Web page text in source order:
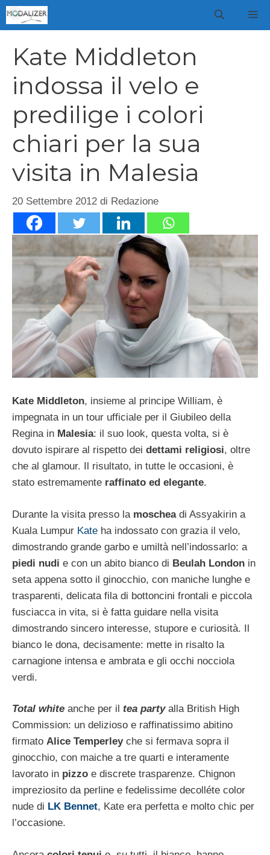
Vai
al
Kate Middleton
indossa il velo e
predilige i colori
chiari per la sua
visita in Malesia
20 Settembre 2012 di Redazione
Kate Middleton, insieme al principe William, è
impegnata in un tour ufficiale per il Giubileo della
Regina in Malesia: il suo look, questa volta, si è
dovuto ispirare al rispetto dei dettami religiosi, oltre
che al glamour. Il risultato, in tutte le occasioni, è
stato estremamente raffinato ed elegante.
Durante la visita presso la moscheadi Assyakirin a
Kuala Lumpur Kate ha indossato con grazia il velo,
dimostrando grande garbo e umiltà nell’indossarlo: a
piedi nudi e con un abito bianco di Beulah London in
seta appena sotto il ginocchio, con maniche lunghe e
trasparenti, delicata fila di bottoncini frontali e piccola
fusciacca in vita, si è fatta guidare nella visita
dimostrando sincero interesse, stupore e curiosità. Il
bianco le dona, decisamente: mette in risalto la
carnagione intensa e ambrata e gli occhi nocciola
verdi.
Total white anche per il tea partyalla British High
Commission: un delizioso e raffinatissimo abitino
firmato Alice Temperleyche si fermava sopra il
ginocchio, con maiche a tre quarti e interamente
lavorato in pizzo e discrete trasparenze. Chignon
impreziosito da perline e fedelissime decolléte color
nude di LK Bennet, Kate era perfetta e molto chic per
l’occasione.